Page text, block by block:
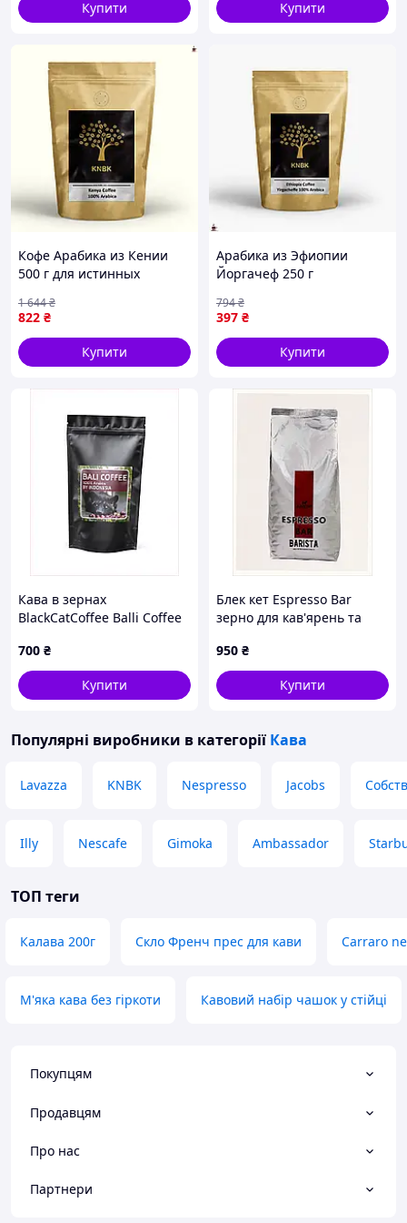
Купити
Купити
Кофе Арабика из Кении
500 г для истинных
вкуса и аромата
822 ₴
1 644₴
Купити
Арабика из Эфиопии
Йоргачеф 250 г
аромат кофе для истинных
ценителей
397 ₴
794₴
Купити
Кава в зернах
BlackCatCoffee Balli Coffee
700 ₴
Купити
Блек кет Espresso Bar
зерно для кав'ярень та
950 ₴
Купити
Популярні виробники в категорії Кава
Lavazza KNBK Nespresso Jacobs
Illy Nescafe Gimoka Ambassador
ТОП теги
Калава 200г Скло Френч прес для кави Carraro
М'яка кава без гіркоти Кавовий набір чашок у стійці
Покупцям
Продавцям
Про нас
Партнери